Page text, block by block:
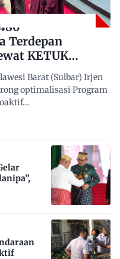
Terdepan
KETUK
Barat (Sulbar) Irjen
optimalisasi Program